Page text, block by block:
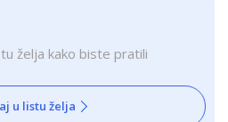
želja kako biste pratili
u listu želja